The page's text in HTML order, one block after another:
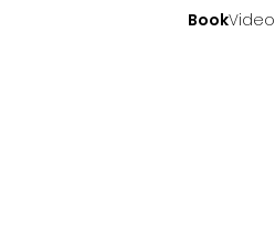
BookVideo